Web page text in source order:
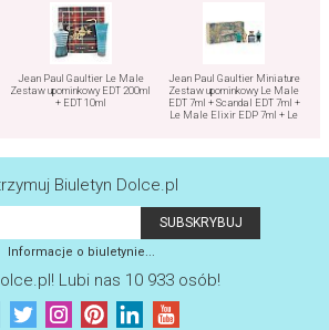
Jean Paul Gaultier Le Male
Zestaw upominkowy EDT 200ml
+ EDT 10ml
Jean Paul Gaultier Miniature
Zestaw upominkowy Le Male
EDT 7ml + Scandal EDT 7ml +
Le Male Elixir EDP 7ml + Le
Biuletyn Dolce.pl
Informacje o biuletynie...
! Lubi nas 10 933 osób!